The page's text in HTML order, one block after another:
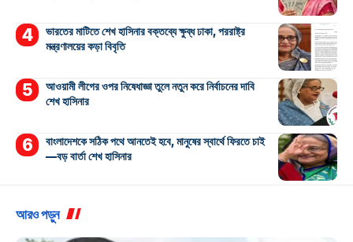
ভারতের মাটিতে শেখ হাসিনার বক্তব্যে ক্ষুব্ধ ঢাকা, পররাষ্ট্র
মন্ত্রণালয়ের কড়া বিবৃতি
আওয়ামী লীগের ওপর নিষেধাজ্ঞা তুলে নতুন করে নির্বাচনের দাবি
শেখ হাসিনার
বাংলাদেশকে সঠিক পথে আনতেই হবে, মানুষের স্বার্থে ফিরতে চাই
—বড় বার্তা শেখ হাসিনার
আরও পড়ুন